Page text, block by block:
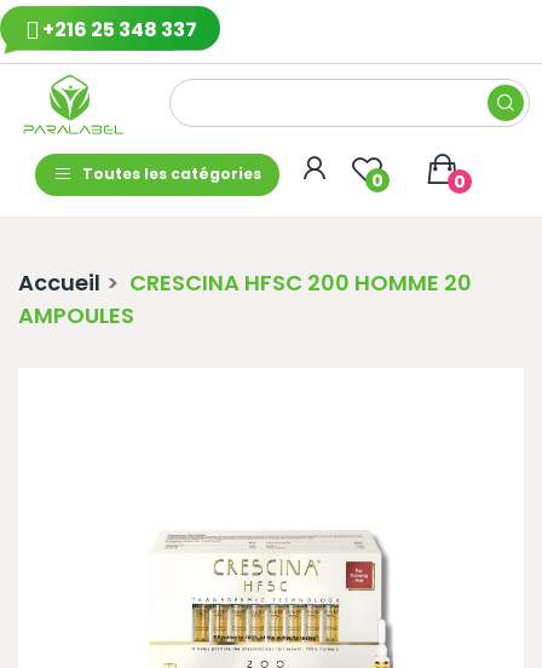
+216 25 348 337
Toutes les catégories 0 0
Accueil
CRESCINA HFSC 200 HOMME 20
AMPOULES